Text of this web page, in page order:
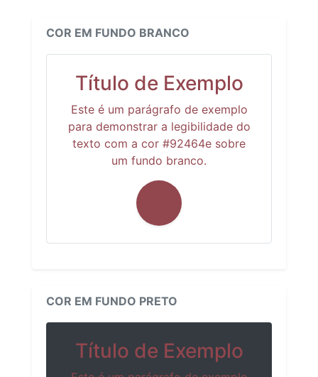
COR EM FUNDO BRANCO
Título de Exemplo
Este é um parágrafo de exemplo
para demonstrar a legibilidade do
texto com a cor #92464e sobre
um fundo branco.
COR EM FUNDO PRETO
Título de Exemplo